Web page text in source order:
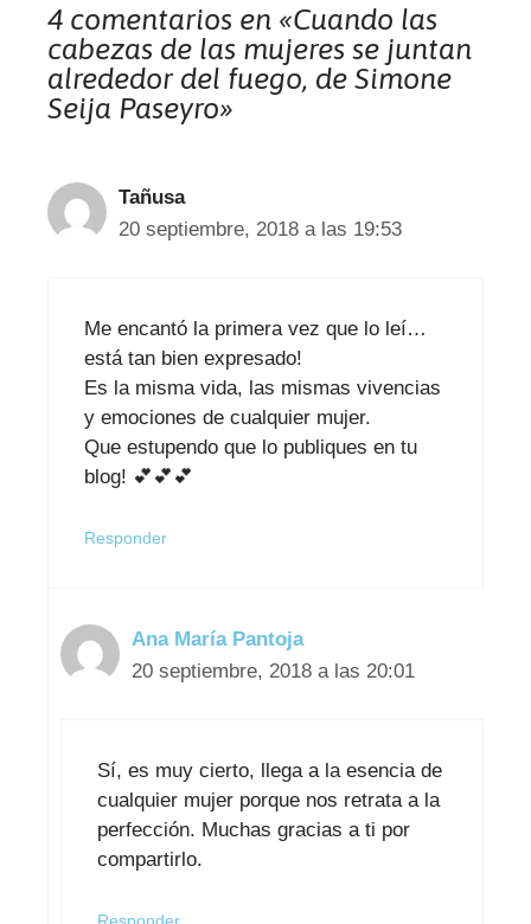
4 comentarios en «Cuando las
cabezas de las mujeres se juntan
alrededor del fuego, de Simone
Seija Paseyro»
Tañusa
20 septiembre, 2018 a las 19:53
Me encantó la primera vez que lo leí…
está tan bien expresado!
Es la misma vida, las mismas vivencias
y emociones de cualquier mujer.
Que estupendo que lo publiques en tu
blog! 💕💕💕
Responder
Ana María Pantoja
20 septiembre, 2018 a las 20:01
Sí, es muy cierto, llega a la esencia de
cualquier mujer porque nos retrata a la
perfección. Muchas gracias a ti por
compartirlo.
Responder